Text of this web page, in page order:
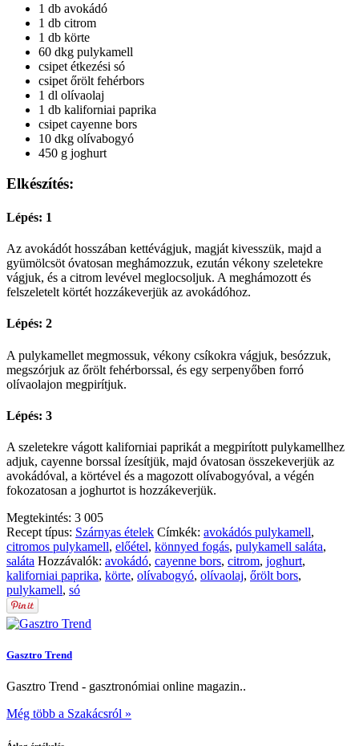
1 db avokádó
1 db citrom
1 db körte
60 dkg pulykamell
csipet étkezési só
csipet őrölt fehérbors
1 dl olívaolaj
1 db kaliforniai paprika
csipet cayenne bors
10 dkg olívabogyó
450 g joghurt
Elkészítés:
Lépés: 1
Az avokádót hosszában kettévágjuk, magját kivesszük, majd a
gyümölcsöt óvatosan meghámozzuk, ezután vékony szeletekre
vágjuk, és a citrom levével meglocsoljuk. A meghámozott és
felszeletelt körtét hozzákeverjük az avokádóhoz.
Lépés: 2
A pulykamellet megmossuk, vékony csíkokra vágjuk, besózzuk,
megszórjuk az őrölt fehérborssal, és egy serpenyőben forró
olívaolajon megpirítjuk.
Lépés: 3
A szeletekre vágott kaliforniai paprikát a megpirított pulykamellhez
adjuk, cayenne borssal ízesítjük, majd óvatosan összekeverjük az
avokádóval, a körtével és a magozott olívabogyóval, a végén
fokozatosan a joghurtot is hozzákeverjük.
Megtekintés: 3 005
Recept típus: Szárnyas ételek Címkék: avokádós pulykamell,
citromos pulykamell, előétel, könnyed fogás, pulykamell saláta,
saláta Hozzávalók: avokádó, cayenne bors, citrom, joghurt,
kaliforniai paprika, körte, olívabogyó, olívaolaj, őrölt bors,
pulykamell, só
Gasztro Trend
Gasztro Trend - gasztronómiai online magazin..
Még több a Szakácsról »